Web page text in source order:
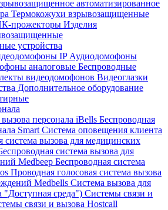
автоматизированное
Термокожухи взрывозащищенные
прожекторы Изделия
устройства
IP Аудиодомофоны
аналоговые Беспроводные
видеодомофонов Видеоглазки
Дополнительное оборудование
персонала iBells Беспроводная
Smart Система оповещения клиента
система вызова для медицинских
система вызова для
Medbeep Беспроводная система
Проводная голосовая система вызова
Medbells Система вызова для
"Доступная среда") Системы связи и
связи и вызова Hostcall